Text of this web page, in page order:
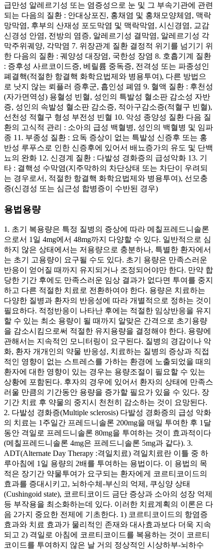
급만성 알레르기성 또는 염증성으로 눈 및 그 부속기관에 관련
되는 다음의 질환 : 안대상포진, 홍채염 및 홍채모양체염, 맥락
망막염, 후부의 산재성 포도막염 및 맥락막염, 시신경염, 교감
신경성 안염, 전방의 염증, 알레르기성 결막염, 알레르기성 각
막주위궤양, 각막염 7. 위장관계 질환 결정적 위기를 넘기기 위
한 다음의 질환 : 궤양성 대장염, 국한성 장염 8. 호흡기계 질환
: 증후성 사르코이드증, 베릴륨 중독증, 전격성 또는 파종성인
폐결핵(적절한 항결핵 화학요법제와 병용투여), 다른 방법으
로 낫지 않는 뢰플러 증후군, 흡인성 폐염 9. 혈액 질환 : 후천성
(자가면역성) 용혈성 빈혈, 성인의 특발성 혈소판 감소성 자반
증, 성인의 속발성 혈소판 감소증, 적아구감소증(적혈구 빈혈),
선천성 적혈구 형성 부전성 빈혈 10. 악성 종양성 질환 다음 질
환의 고식적 관리 : 소아의 급성 백혈병, 성인의 백혈병 및 임파
종 11. 부종성 질환 : 요독 증상이 없는 특발성 신증후 또는 홍
반성 루푸스로 인한 신증후에 있어서 배뇨증가의 유도 및 단백
뇨의 완화 12. 신경계 질환 : 다발성 경화증의 급성악화 13. 기
타 : 결핵성 수막염(지주막하의 차단상태 또는 차단이 우려되
는 경우로서, 적절한 항결핵 화학요법제와 병용투여), 선모충
증(신경성 또는 심근성 합병증이 수반된 경우)
용법용량
1. 초기 복용량은 특정 질병의 증상에 따라 메칠프레드니솔론
으로서 1일 4mg에서 48mg까지 다양할 수 있다. 일반적으로 심
하지 않은 상태에서는 저용량으로 충분하나, 특별한 환자에서
는 초기 고용량이 요구될 수도 있다. 초기 용량은 만족스러운
반응이 얻어질 때까지 유지되거나 조정되어야만 한다. 만약 합
당한 기간 후에도 만족스러운 임상 결과가 없다면 투여를 중지
하고 다른 적절한 치료로 전환하여야 한다. 용량은 치료하는
다양한 질병과 환자의 반응성에 따라 개별적으로 정하는 것이
필요하다. 적정반응이 나타난 후에는 적절한 임상반응을 유지
할 수 있는 최소 용량이 될 때까지 알맞은 간격으로 초기용량
을 감소시킴으로써 적절한 유지용량을 결정해야 한다. 용량에
관해서는 지속적인 모니터링이 요구된다. 질병의 경감이나 악
화, 환자 개개인의 약물 반응성, 치료하는 질병의 증상과 직접
적인 영향이 없는 스트레스를 가하는 환경에 노출되었을 때의
환자에 대한 영향이 있는 경우는 용량조절이 필요할 수 있는
상황에 포함된다. 후자의 경우에 있어서 환자의 상태에 만족스
러울 만큼의 기간동안 용량을 증가할 필요가 있을 수 있다. 장
기간 치료 후 약물의 중지시 천천히 감소하는 것이 요망된다.
2. 다발성 경화증(Multiple sclerosis) 다발성 경화증의 급성 악화
의 치료는 1주일간 프레드니솔론 200mg을 매일 투여한 후 1달
동안 격일로 프레드니솔론 80mg을 투여하는 것이 효과적이다
(메칠프레드니솔론 4mg은 프레드니솔론 5mg과 같다). 3.
ADT(Alternate Day Therapy :격일치료) 격일치료란 이틀 중 하
루아침에 1일 용량의 2배를 투여하는 용법이다. 이 용법의 목
적은 장기간 약물투여가 요구되는 환자에게 코르티코이드의
효과를 증대시키고, 뇌하수체-부신의 억제, 쿠싱양 상태
(Cushingoid state), 코르티코이드 금단 증상과 소아의 성장 억제
등 부작용을 최소화하는데 있다. 이러한 치료계획의 이론은 다
음 2가지 중요한 전제에 기초한다. 1) 코르티코이드의 항염증
효과와 치료 효과가 물리적인 존재와 대사효과보다 더욱 지속
되고 2) 격일로 아침에 코르티코이드를 복용하는 것이 코르티
코이드를 투여하지 않은 날 거의 정상적인 시상하부-뇌하수